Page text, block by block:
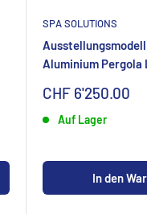
SPA SOLUTIONS
Aluminium Pergola
Sonderpreis
CHF 6'250.00
Auf Lager
In den